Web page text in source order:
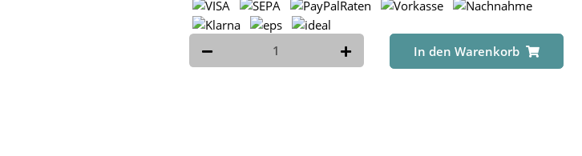
In den Warenkorb